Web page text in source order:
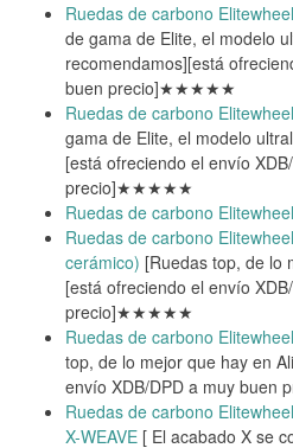
Ruedas de carbono
de gama de Elite, el modelo
recomendamos][está
buen precio]★★★★★
Ruedas de carbono
gama de Elite, el modelo
[está ofreciendo el envío
precio]★★★★★
Ruedas de carbono
Ruedas de carbono
cerámico) [Ruedas top, de lo
[está ofreciendo el envío
precio]★★★★★
Ruedas de carbono
top, de lo mejor que hay en
envío XDB/DPD a muy
Ruedas de carbono
X-WEAVE [ El acabado X se